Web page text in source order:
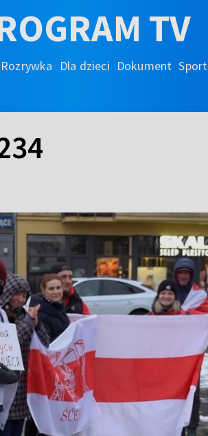
TV
Rozrywka Dla dzieci Dokument Sport